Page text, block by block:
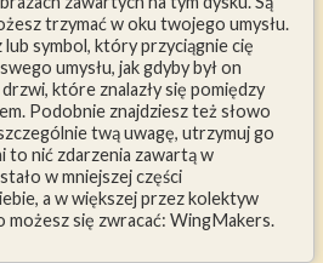
trzymać w oku twojego umysłu.
symbol, który przyciągnie cię
umysłu, jak gdyby był on
które znalazły się pomiędzy
Podobnie znajdziesz też słowo
twą uwagę, utrzymuj go
to nić zdarzenia zawartą w
w mniejszej części
a w większej przez kolektyw
możesz się zwracać: WingMakers.